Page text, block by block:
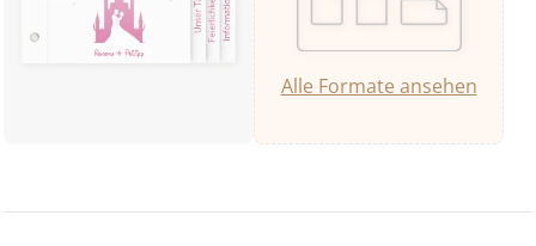
Alle Formate ansehen